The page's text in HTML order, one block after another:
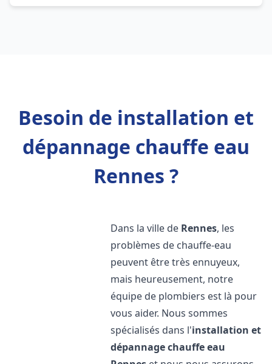
Besoin de installation et
dépannage chauffe eau
Rennes ?
Dans la ville de Rennes, les
problèmes de chauffe-eau
peuvent être très ennuyeux,
mais heureusement, notre
équipe de plombiers est là pour
vous aider. Nous sommes
spécialisés dans l'installation et
dépannage chauffe eau